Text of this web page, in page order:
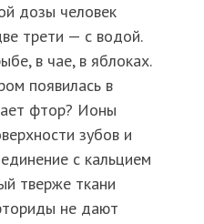
дозы человек
трети — с водой.
в чае, в яблоках.
появилась в
фтор? Ионы
зубов и
с кальцием
тверже ткани
не дают